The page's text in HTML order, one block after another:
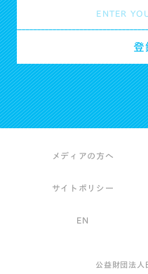
メディアの方へ
サイトポリシー
EN
公益財団法人